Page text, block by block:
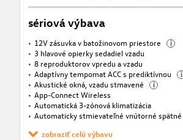
sériová výbava
12V zásuvka v batožinovom priestore i
3 hlavové opierky sedadiel vzadu
8 reproduktorov vpredu a vzadu
Adaptívny tempomat ACC s prediktívnou
i
Akustické okná, vzadu stmavené
i
App-Connect Wireless
Automatická 3-zónová klimatizácia
Automaticky stmievateľné vnútorné spätné
zobraziť celú výbavu